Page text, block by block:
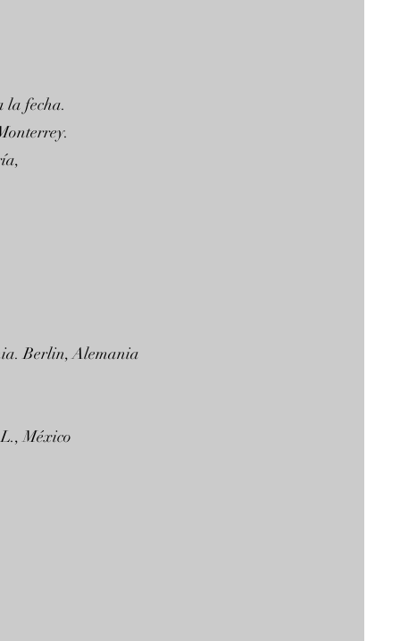
la fecha.
Berlin, Alemania
México